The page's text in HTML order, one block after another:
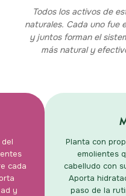
Todos los activos de
naturales. Cada uno fue
y juntos forman el
más natural y
cada
y
Planta con
emolientes
cabelludo con
Aporta
paso de la